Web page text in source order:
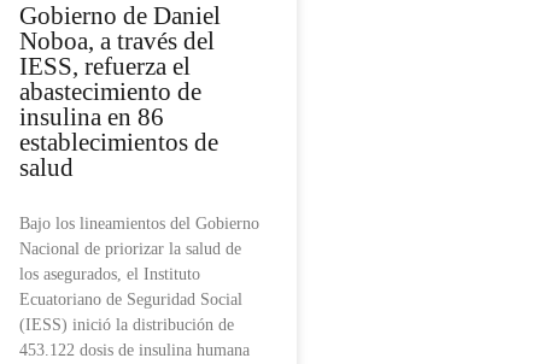
Gobierno de Daniel
Noboa, a través del
IESS, refuerza el
abastecimiento de
insulina en 86
establecimientos de
salud
Bajo los lineamientos del Gobierno
Nacional de priorizar la salud de
los asegurados, el Instituto
Ecuatoriano de Seguridad Social
(IESS) inició la distribución de
453.122 dosis de insulina humana